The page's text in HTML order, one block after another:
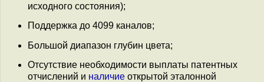
исходного состояния);
Поддержка до 4099 каналов;
Большой диапазон глубин цвета;
Отсутствие необходимости выплаты патентных
отчислений и наличие открытой эталонной